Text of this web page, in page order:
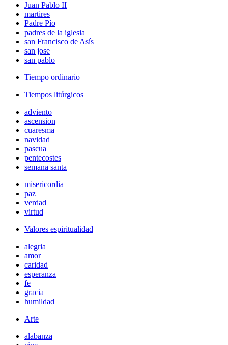
Juan Pablo II
martires
Padre Pío
padres de la iglesia
san Francisco de Asís
san jose
san pablo
Tiempo ordinario
Tiempos litúrgicos
adviento
ascension
cuaresma
navidad
pascua
pentecostes
semana santa
misericordia
paz
verdad
virtud
Valores espiritualidad
alegria
amor
caridad
esperanza
fe
gracia
humildad
Arte
alabanza